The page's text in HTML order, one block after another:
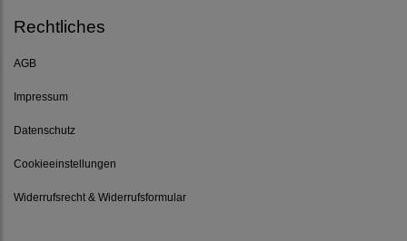
Rechtliches
AGB
Impressum
Datenschutz
Cookieeinstellungen
Widerrufsrecht & Widerrufsformular